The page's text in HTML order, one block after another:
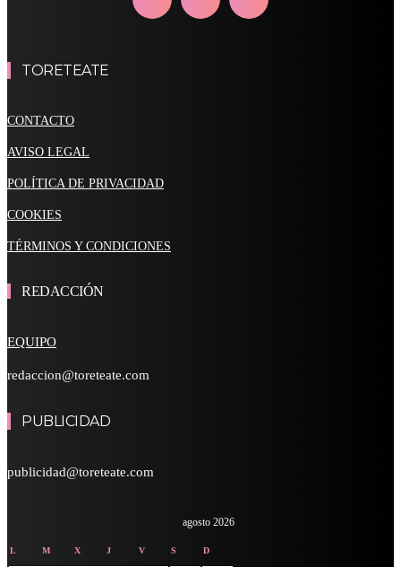
TORETEATE
CONTACTO
AVISO LEGAL
POLÍTICA DE PRIVACIDAD
COOKIES
TÉRMINOS Y CONDICIONES
REDACCIÓN
EQUIPO
redaccion@toreteate.com
PUBLICIDAD
publicidad@toreteate.com
agosto 2026
L M X J V S D